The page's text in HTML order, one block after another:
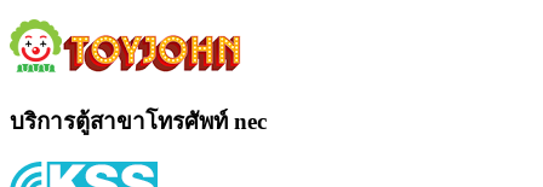
บริการตู้สาขาโทรศัพท์ nec